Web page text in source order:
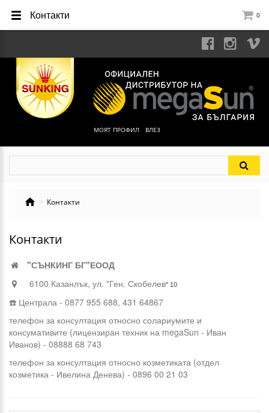
0
МОЯТ ПРОФИЛ ВЛЕЗ
Контакти
Контакти
"СЪНКИНГ БГ"ЕООД
6100 Казанлък, ул. "Ген. Скобелев" 10
☎️ Централа - 0877 955 688, 431 64867
телефон за консултация относно солариумите и
консумативите (лицензиран техник на megaSun - Иван
Иванов) - 08888 68 743
телефон за консултация относно козметиката (отдел
козметика - Ивелина Денева) - 0896 00 21 03
Контакти